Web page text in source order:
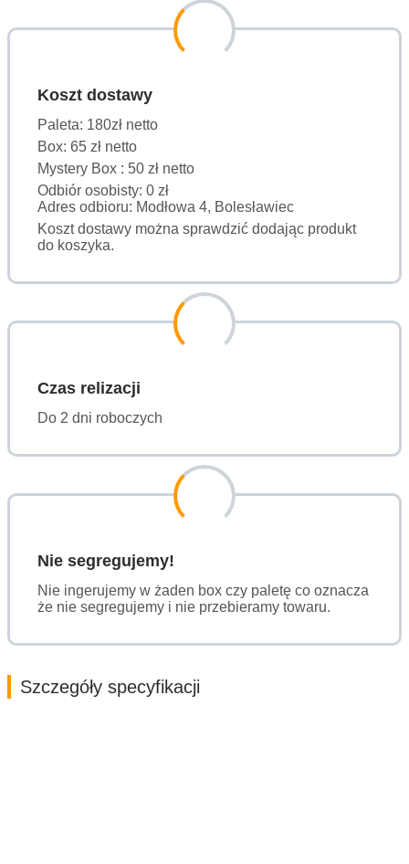
Koszt dostawy
Paleta: 180zł netto
Box: 65 zł netto
Mystery Box : 50 zł netto
Odbiór osobisty: 0 zł
Adres odbioru: Modłowa 4, Bolesławiec
Koszt dostawy można sprawdzić dodając produkt
do koszyka.
Czas relizacji
Do 2 dni roboczych
Nie segregujemy!
Nie ingerujemy w żaden box czy paletę co oznacza
że nie segregujemy i nie przebieramy towaru.
Szczegóły specyfikacji